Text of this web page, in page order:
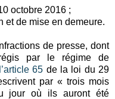
octobre 2016 ;
et de mise en demeure.
de presse, dont
par le régime de
l’article 65 de la loi du 29
par « trois mois
jour où ils auront été